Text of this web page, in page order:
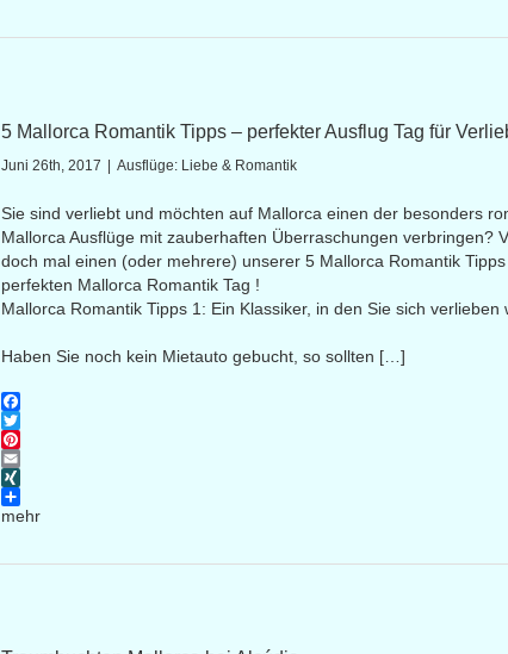
5 Mallorca Romantik Tipps – perfekter Ausflug Tag für
Juni 26th, 2017 Ausflüge: Liebe & Romantik
Sie sind verliebt und möchten auf Mallorca einen der besonders
Mallorca Ausflüge mit zauberhaften Überraschungen verbringen?
doch mal einen (oder mehrere) unserer 5 Mallorca Romantik
perfekten Mallorca Romantik Tag !
Mallorca Romantik Tipps 1: Ein Klassiker, in den Sie sich verlieben
Haben Sie noch kein Mietauto gebucht, so sollten […]
Facebook
Twitter
Pinterest
Email
XING
mehr